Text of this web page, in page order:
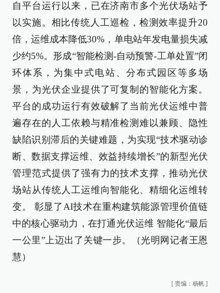
自平台运行以来，已在济南市多个光伏场站予
以实施。相比传统人工巡检，检测效率提升20
倍，运维成本降低30%，单电站年发电量损失减
少约5%。形成“智能检测-自动预警-工单处置”闭
环体系，为集中式电站、分布式园区等多场
景，为光伏企业提供了可复制的智能化方案。
平台的成功运行有效破解了当前光伏运维中普
遍存在的人工依赖与精准检测难以兼顾、隐性
缺陷识别滞后的关键难题，为实现“技术驱动诊
断、数据支撑运维、效益持续增长”的新型光伏
管理范式提供了强有力的技术支撑，推动光伏
场站从传统人工运维向智能化、精细化运维转
变。 彰显了AI技术在重构建筑能源管理价值链
中的核心驱动力，在打通光伏运维 智能化“最后
一公里”上迈出了关键一步。（光明网记者王恩
慧）
[ 责编：杨帆 ]